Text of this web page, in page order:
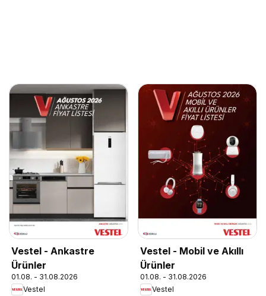
Vestel - Ankastre
Ürünler
01.08. - 31.08.2026
Vestel
Vestel - Mobil ve Akıllı
Ürünler
01.08. - 31.08.2026
Vestel